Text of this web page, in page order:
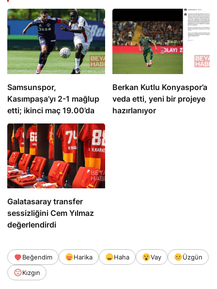
Samsunspor,
Kasımpaşa’yı 2-1 mağlup
etti; ikinci maç 19.00’da
Berkan Kutlu Konyaspor’a
veda etti, yeni bir projeye
hazırlanıyor
Galatasaray transfer
sessizliğini Cem Yılmaz
değerlendirdi
Beğendim Harika Haha Vay
Üzgün
Kızgın